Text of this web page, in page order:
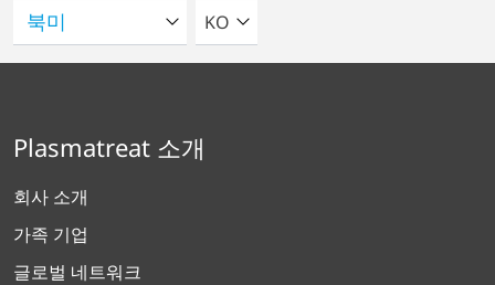
언어를 선택해주세요
KO
Plasmatreat 소개
회사 소개
가족 기업
글로벌 네트워크